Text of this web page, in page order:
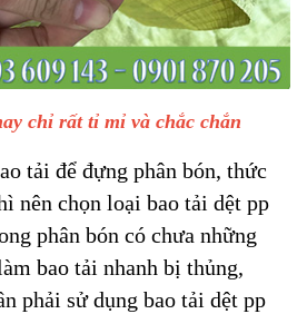
chỉ rất tỉ mỉ và chắc chắn
tải để đựng phân bón, thức
nên chọn loại bao tải dệt pp
phân bón có chưa những
bao tải nhanh bị thủng,
phải sử dụng bao tải dệt pp